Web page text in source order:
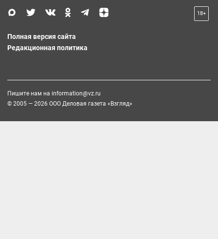
18+
Полная версия сайта
Редакционная политика
Пишите нам на information@vz.ru
© 2005 — 2026 ООО Деловая газета «Взгляд»